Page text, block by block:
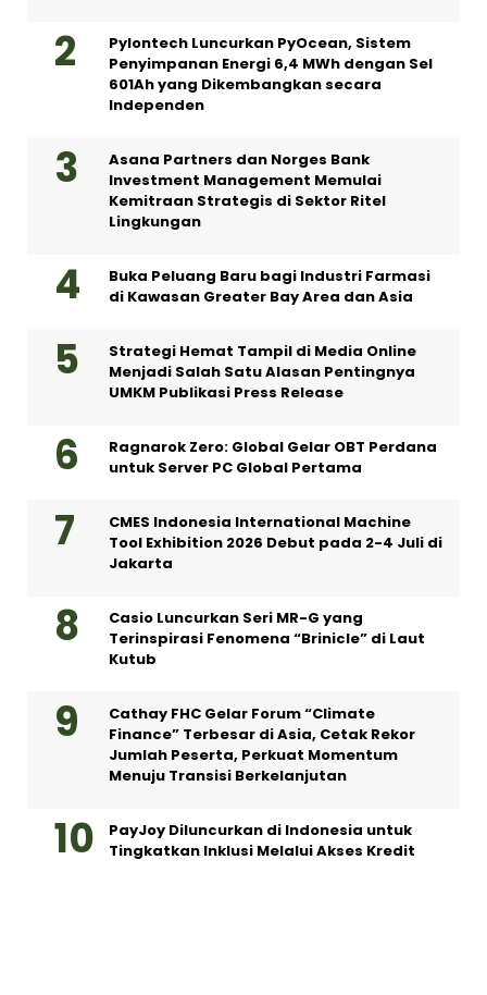
Pylontech Luncurkan PyOcean, Sistem
Penyimpanan Energi 6,4 MWh dengan Sel
601Ah yang Dikembangkan secara
Independen
Asana Partners dan Norges Bank
Investment Management Memulai
Kemitraan Strategis di Sektor Ritel
Lingkungan
Buka Peluang Baru bagi Industri Farmasi
di Kawasan Greater Bay Area dan Asia
Strategi Hemat Tampil di Media Online
Menjadi Salah Satu Alasan Pentingnya
UMKM Publikasi Press Release
Ragnarok Zero: Global Gelar OBT Perdana
untuk Server PC Global Pertama
CMES Indonesia International Machine
Tool Exhibition 2026 Debut pada 2-4 Juli di
Jakarta
Casio Luncurkan Seri MR-G yang
Terinspirasi Fenomena “Brinicle” di Laut
Kutub
Cathay FHC Gelar Forum “Climate
Finance” Terbesar di Asia, Cetak Rekor
Jumlah Peserta, Perkuat Momentum
Menuju Transisi Berkelanjutan
PayJoy Diluncurkan di Indonesia untuk
Tingkatkan Inklusi Melalui Akses Kredit